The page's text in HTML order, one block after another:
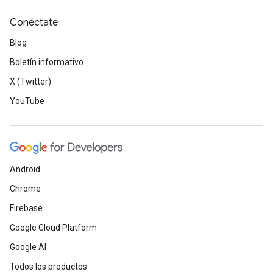
Conéctate
Blog
Boletín informativo
X (Twitter)
YouTube
Android
Chrome
Firebase
Google Cloud Platform
Google AI
Todos los productos